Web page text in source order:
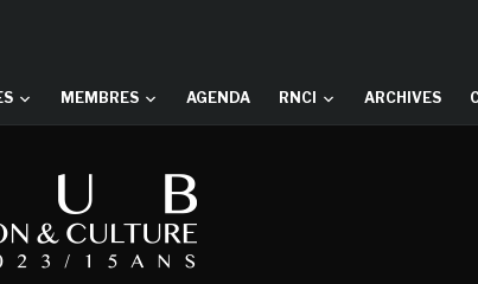
MEMBRES AGENDA RNCI ARCHIVES